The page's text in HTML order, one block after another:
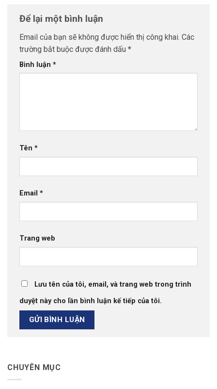
Để lại một bình luận
Email của bạn sẽ không được hiển thị công khai. Các
trường bắt buộc được đánh dấu *
Bình luận *
Tên *
Email *
Trang web
Lưu tên của tôi, email, và trang web trong trình
duyệt này cho lần bình luận kế tiếp của tôi.
CHUYÊN MỤC